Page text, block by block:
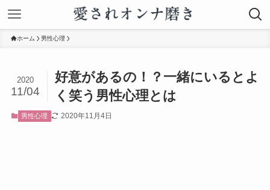
ホーム 男性心理
好意があるの！？一緒にいるとよ
く笑う男性心理とは
2020
11/04
男性心理 2020年11月4日